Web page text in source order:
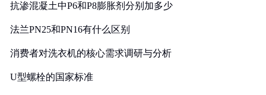
抗渗混凝土中P6和P8膨胀剂分别加多少
法兰PN25和PN16有什么区别
消费者对洗衣机的核心需求调研与分析
U型螺栓的国家标准